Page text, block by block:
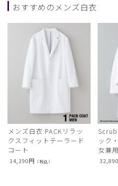
おすすめのメンズ白衣
メンズ白衣:PACKリラッ
クスフィットテーラード
コート
14,190円 （税込）
ック
女兼